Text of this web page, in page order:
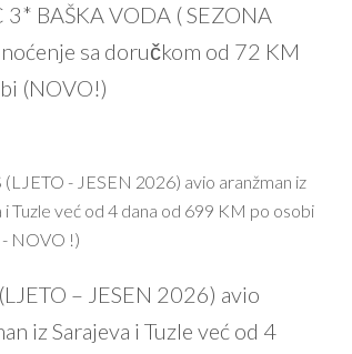
3* BAŠKA VODA ( SEZONA
sa doručkom od 72 KM
(NOVO!)
– JESEN 2026) avio
iz Sarajeva i Tuzle već od 4